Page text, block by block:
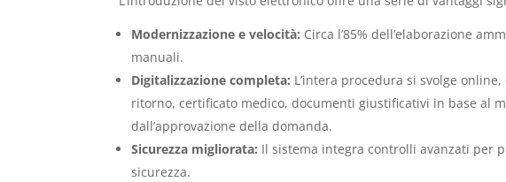
Modernizzazione e velocità: Circa l’85% dell’elaborazione
manuali.
Digitalizzazione completa: L’intera procedura si svolge
ritorno, certificato medico, documenti giustificativi in base al
dall’approvazione della domanda.
Sicurezza migliorata: Il sistema integra controlli avanzati per
sicurezza.